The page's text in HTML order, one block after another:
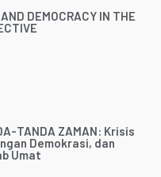
DEMOCRACY IN THE
TANDA ZAMAN: Krisis
Demokrasi, dan
Umat